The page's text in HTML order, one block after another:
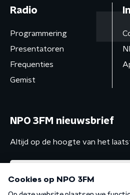
Radio
Programmering
Presentatoren
Frequenties
Gemist
NPO 3FM nieuwsbrief
Altijd op de hoogte van het